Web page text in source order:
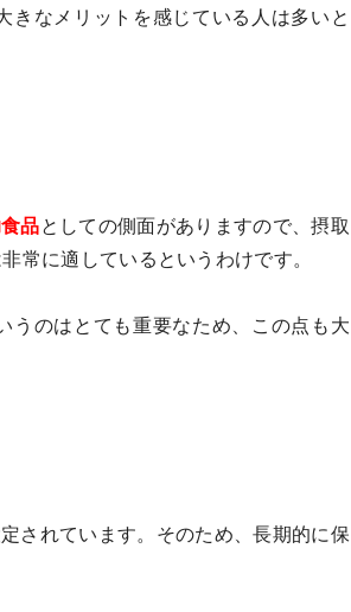
きなメリットを感じている人は多いと
品としての側面がありますので、摂取
常に適しているというわけです。
うのはとても重要なため、この点も大
されています。そのため、長期的に保